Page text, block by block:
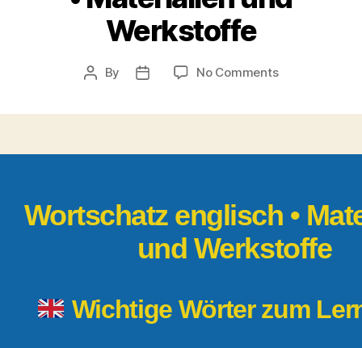
Werkstoffe
Post
By
Post
No Commentson
Wortschatz englisch •
und Werkstoffe
Wichtige Wörter zum